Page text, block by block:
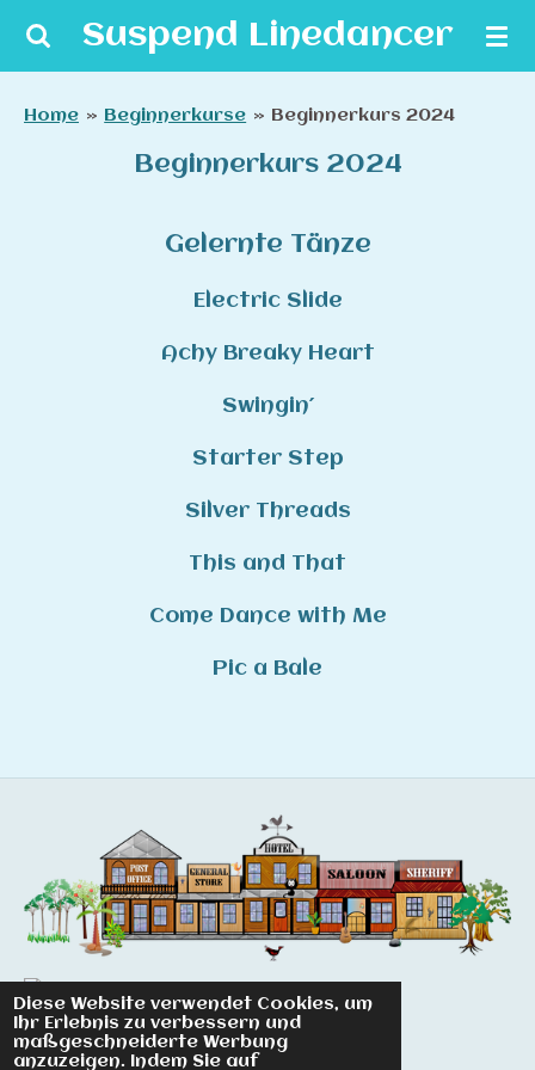
Diese Website verwendet Cookies, um
Ihr Erlebnis zu verbessern und
maßgeschneiderte Werbung
anzuzeigen. Indem Sie auf
Zum
Suspend Linedancer
Home » Beginnerkurse » Beginnerkurs 2024
Beginnerkurs 2024
Gelernte Tänze
Electric Slide
Achy Breaky Heart
Swingin´
Starter Step
Silver Threads
This and That
Come Dance with Me
Pic a Bale
© 2022 - 2026 Suspend Linedancer
Mit Unterstützung vonWebador